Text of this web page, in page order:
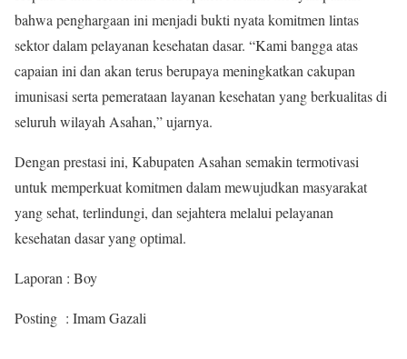
bahwa penghargaan ini menjadi bukti nyata komitmen lintas
sektor dalam pelayanan kesehatan dasar. “Kami bangga atas
capaian ini dan akan terus berupaya meningkatkan cakupan
imunisasi serta pemerataan layanan kesehatan yang berkualitas di
seluruh wilayah Asahan,” ujarnya.
Dengan prestasi ini, Kabupaten Asahan semakin termotivasi
untuk memperkuat komitmen dalam mewujudkan masyarakat
yang sehat, terlindungi, dan sejahtera melalui pelayanan
kesehatan dasar yang optimal.
Laporan : Boy
Posting : Imam Gazali